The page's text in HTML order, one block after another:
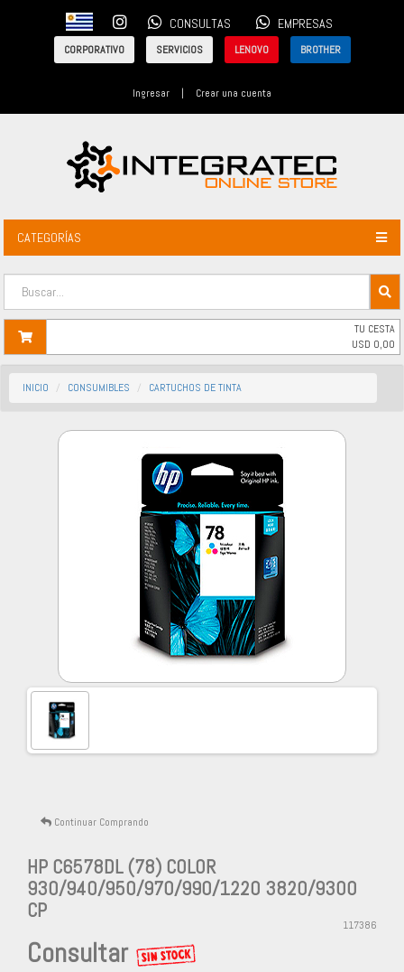
CONSULTAS EMPRESAS
CORPORATIVO SERVICIOS LENOVO BROTHER
Ingresar | Crear una cuenta
CATEGORÍAS
TU CESTA
USD 0,00
INICIO CONSUMIBLES CARTUCHOS DE TINTA
Continuar Comprando
HP C6578DL (78) COLOR
930/940/950/970/990/1220 3820/9300
CP
117386
Consultar